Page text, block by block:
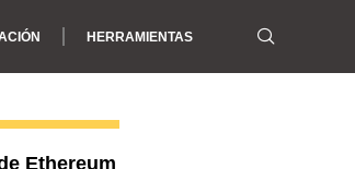
HERRAMIENTAS
Ethereum